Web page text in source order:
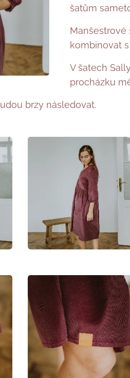
šatům
Manšestrové
kombinovat
V šatech
procházku
brzy následovat.